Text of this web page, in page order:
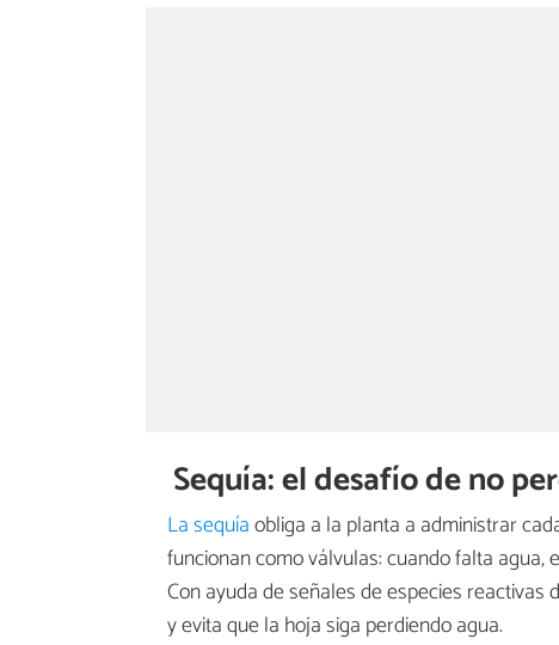
Sequía: el desafío de no
La sequíaobliga a la planta a administrar
funcionan como válvulas: cuando falta agua,
Con ayuda de señales de especies reactivas
y evita que la hoja siga perdiendo agua.